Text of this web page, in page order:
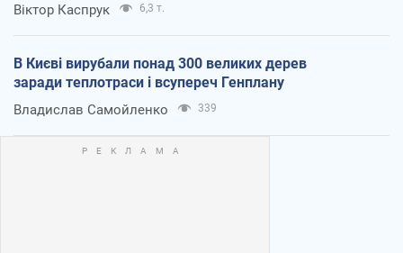
Віктор Каспрук 6,3 т.
В Києві вирубали понад 300 великих дерев
заради теплотраси і всупереч Генплану
Владислав Самойленко 339